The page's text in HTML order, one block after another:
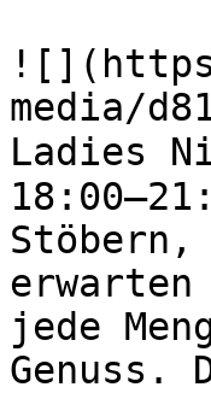
media/
Ladies
Stöbern,
erwarten
jede
Genuss.